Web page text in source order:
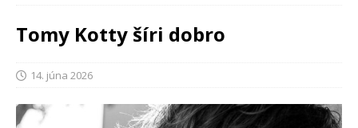
Tomy Kotty šíri dobro
14. júna 2026